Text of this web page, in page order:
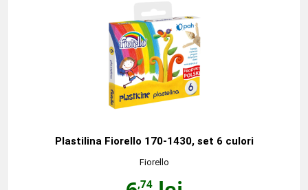
Plastilina Fiorello 170-1430, set 6 culori
Fiorello
,74